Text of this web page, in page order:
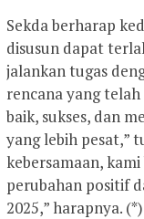
Sekda berharap
disusun dapat
jalankan tugas
rencana yang
baik, sukses, dan
yang lebih pesat,”
kebersamaan,
perubahan positif
2025,” harapnya. (*)